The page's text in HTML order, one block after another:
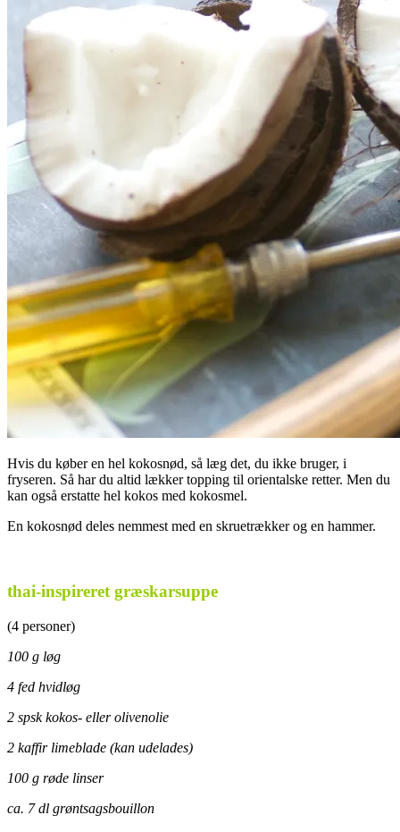
Hvis du køber en hel kokosnød, så læg det, du ikke bruger, i
fryseren. Så har du altid lækker topping til orientalske retter. Men du
kan også erstatte hel kokos med kokosmel.
En kokosnød deles nemmest med en skruetrækker og en hammer.
thai-inspireret græskarsuppe
(4 personer)
100 g løg
4 fed hvidløg
2 spsk kokos- eller olivenolie
2 kaffir limeblade (kan udelades)
100 g røde linser
ca. 7 dl grøntsagsbouillon